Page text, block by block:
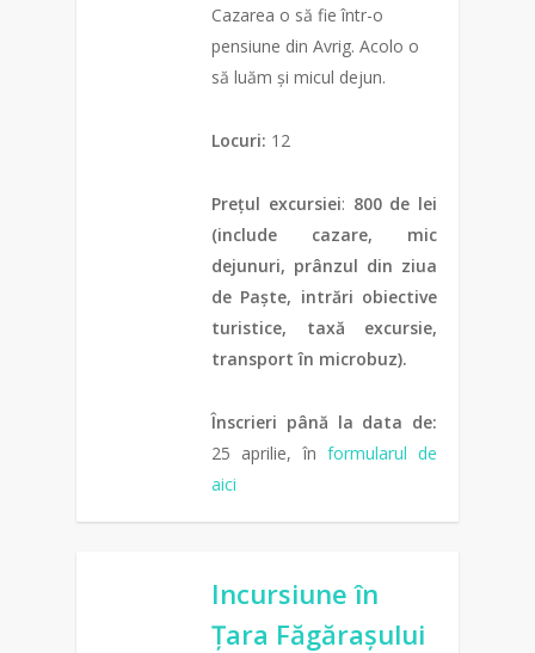
Cazarea o să fie într-o
pensiune din Avrig. Acolo o
să luăm și micul dejun.
Locuri: 12
Prețul excursiei: 800 de lei
(include cazare, mic
dejunuri, prânzul din ziua
de Paște, intrări obiective
turistice, taxă excursie,
transport în microbuz).
Înscrieri până la data de:
25 aprilie, în formularul de
aici
Incursiune în
Țara Făgărașului